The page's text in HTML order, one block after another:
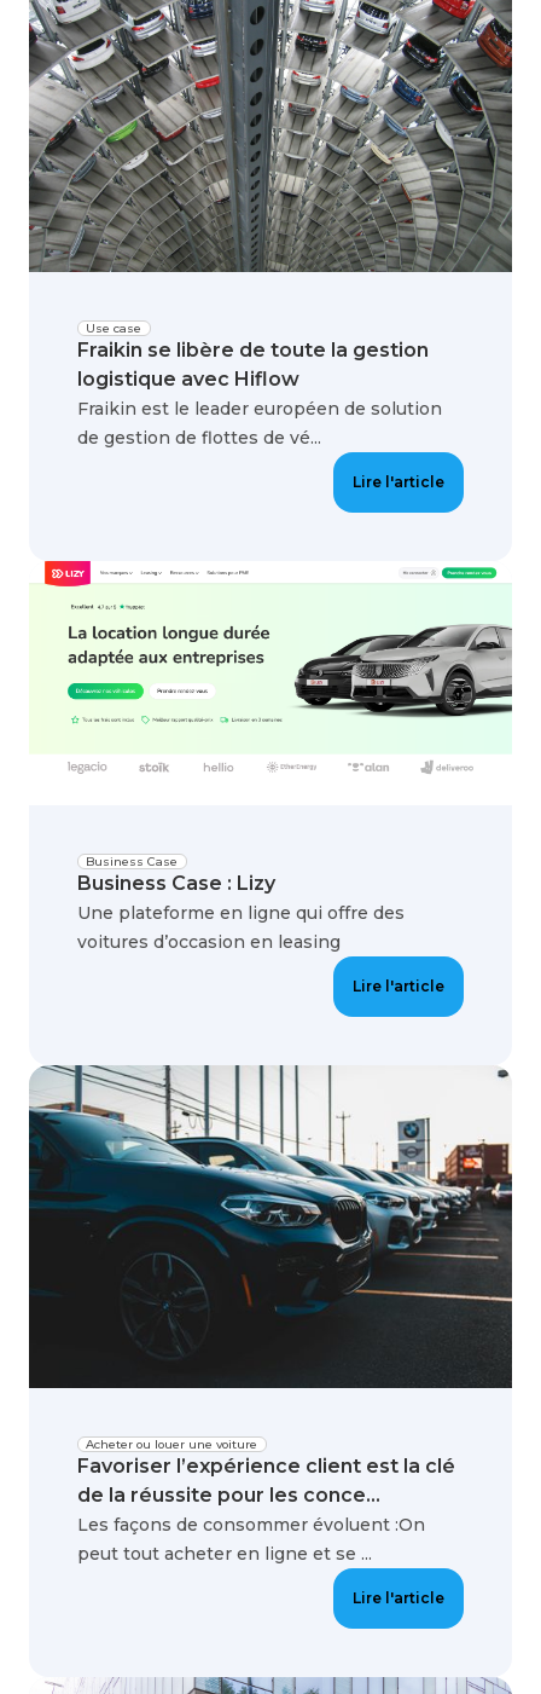
Use case
Fraikin se libère de toute la gestion
logistique avec Hiflow
Fraikin est le leader européen de solution
de gestion de flottes de vé...
Lire l'article
Business Case
Business Case : Lizy
Une plateforme en ligne qui offre des
voitures d’occasion en leasing
Lire l'article
Acheter ou louer une voiture
Favoriser l’expérience client est la clé
de la réussite pour les conce...
Les façons de consommer évoluent :On
peut tout acheter en ligne et se ...
Lire l'article